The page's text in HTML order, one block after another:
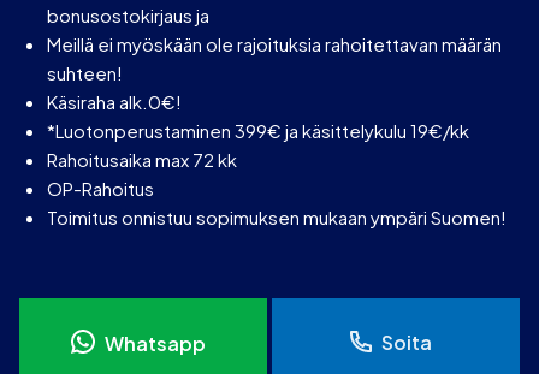
bonusostokirjaus ja
Meillä ei myöskään ole rajoituksia rahoitettavan määrän
suhteen!
Käsiraha alk.0€!
*Luotonperustaminen 399€ ja käsittelykulu 19€/kk
Rahoitusaika max 72 kk
OP-Rahoitus
Toimitus onnistuu sopimuksen mukaan ympäri Suomen!
Whatsapp Soita